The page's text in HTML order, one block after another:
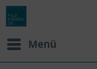
Menü